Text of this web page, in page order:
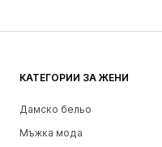
КАТЕГОРИИ ЗА ЖЕНИ
Дамско бельо
Мъжка мода